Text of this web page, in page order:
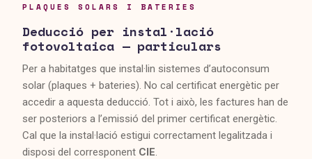
PLAQUES SOLARS I BATERIES
Deducció per instal·lació
fotovoltaica — particulars
Per a habitatges que instal·lin sistemes d’autoconsum
solar (plaques + bateries). No cal certificat energètic per
accedir a aquesta deducció. Tot i això, les factures han de
ser posteriors a l’emissió del primer certificat energètic.
Cal que la instal·lació estigui correctament legalitzada i
disposi del corresponent CIE.